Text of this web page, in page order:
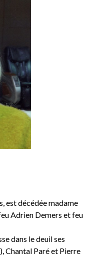
est décédée madame
Adrien Demers et feu
dans le deuil ses
Chantal Paré et Pierre